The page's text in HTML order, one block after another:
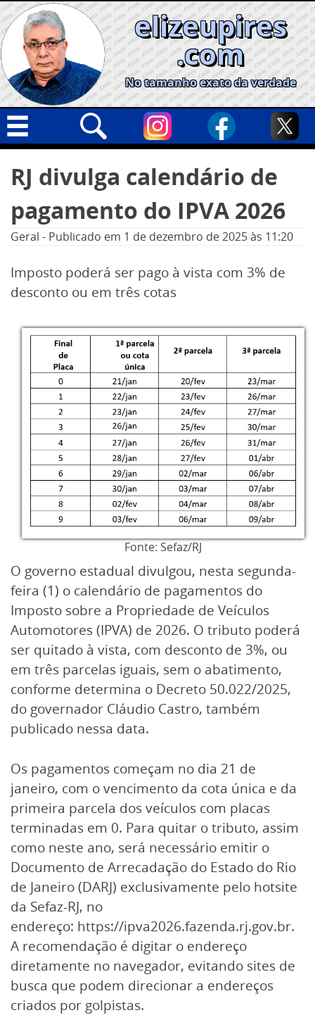
Skip
to
content
elizeupires
.com
No tamanho exato da verdade
Geral
Cidades
Política
Opinião
por:
RJ divulga calendário de
pagamento do IPVA 2026
Geral - Publicado em 1 de dezembro de 2025às 11:20
Imposto poderá ser pago à vista com 3% de
desconto ou em três cotas
Fonte: Sefaz/RJ
O governo estadual divulgou, nesta segunda-
feira (1) o calendário de pagamentos do
Imposto sobre a Propriedade de Veículos
Automotores (IPVA) de 2026. O tributo poderá
ser quitado à vista, com desconto de 3%, ou
em três parcelas iguais, sem o abatimento,
conforme determina o Decreto 50.022/2025,
do governador Cláudio Castro, também
publicado nessa data.
Os pagamentos começam no dia 21 de
janeiro, com o vencimento da cota única e da
primeira parcela dos veículos com placas
terminadas em 0. Para quitar o tributo, assim
como neste ano, será necessário emitir o
Documento de Arrecadação do Estado do Rio
de Janeiro (DARJ) exclusivamente pelo hotsite
da Sefaz-RJ, no
endereço: https://ipva2026.fazenda.rj.gov.br.
A recomendação é digitar o endereço
diretamente no navegador, evitando sites de
busca que podem direcionar a endereços
criados por golpistas.